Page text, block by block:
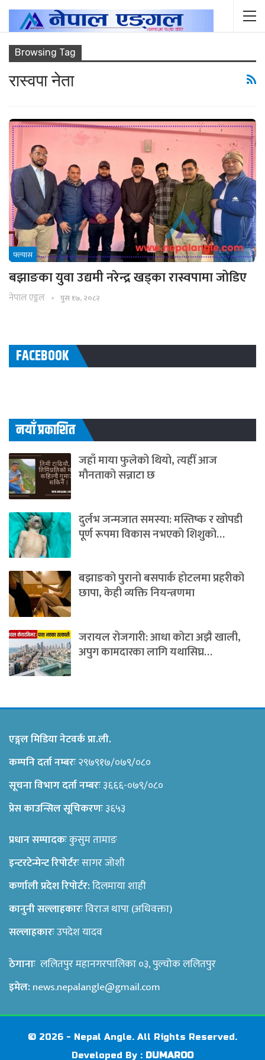
Browsing Tag
रास्वपा नेता
फ्ल्यास
बझाङका युवा उद्यमी नरेन्द्र खड्का रास्वपामा जोडिए
नेपाल एङ्गल पुस १७, २०८२
FACEBOOK
नयाँ प्रकाशित
जहाँ माया फुलेको थियो, त्यहीँ आज
मौनताको सन्नाटा छ
दुर्लभ जन्मजात समस्या: मस्तिष्क र खोपडी
पूर्ण रूपमा विकास नभएको शिशुको…
बझाङको पुरानो बसपार्क होटलमा प्रहरीको
छापा, केही व्यक्ति नियन्त्रणमा
जरायल रोजगारी: आधा कोटा अझै खाली,
अपुग कामदारका लागि यथासिघ्र…
एङ्गल मिडिया नेटवर्क प्रा.ली.
कम्पनि दर्ता नम्बरः२९७९१७/०७९/०८०
सूचना विभाग दर्ता नम्बरः३६६६-०७९/०८०
प्रेस काउन्सिल सूचिकरणः३६५३
प्रधान सम्पादकःकुसुम तामाङ
इन्टरटेन्मेन्ट रिपोर्टरःसागर जोशी
कर्णाली प्रदेश रिपोर्टर:दिलमाया शाही
कानुनी सल्लाहकारःविराज थापा (अधिवक्ता)
सल्लाहकारःउपदेश यादव
ठेगानाः ललितपुर महानगरपालिका ०३, पुल्चोक ललितपुर
इमेल: news.nepalangle@gmail.com
© 2026 - Nepal Angle. All Rights Reserved.
Developed By : DUMAROO